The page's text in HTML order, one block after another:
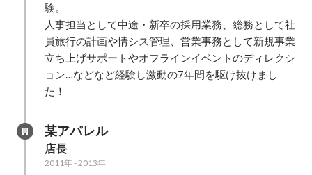
験。
人事担当として中途・新卒の採用業務、総務として社
員旅行の計画や情シス管理、営業事務として新規事業
立ち上げサポートやオフラインイベントのディレクシ
ョン…などなど経験し激動の7年間を駆け抜けまし
た！
某アパレル
店長
2011年- 2013年